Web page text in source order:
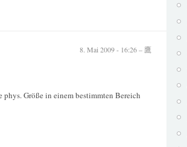
8. Mai 2009 - 16:26 – 鷹
Größe in einem bestimmten Bereich